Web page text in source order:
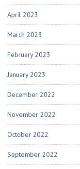
April 2023
March 2023
February 2023
January 2023
December 2022
November 2022
October 2022
September 2022